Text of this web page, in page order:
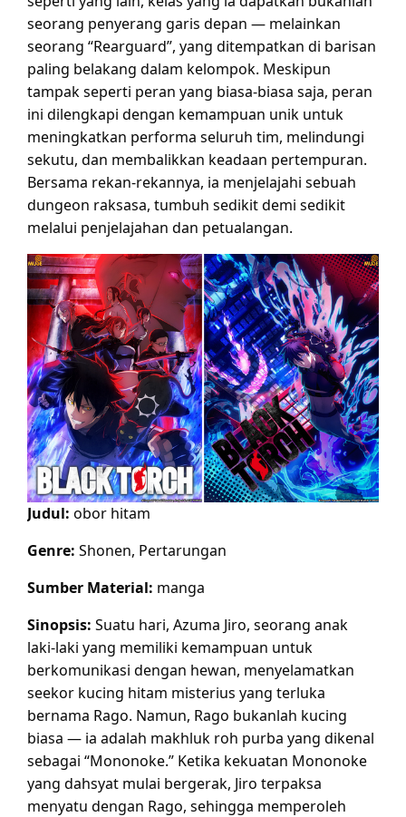
seorang penyerang garis depan — melainkan
seorang “Rearguard”, yang ditempatkan di barisan
paling belakang dalam kelompok. Meskipun
tampak seperti peran yang biasa-biasa saja, peran
ini dilengkapi dengan kemampuan unik untuk
meningkatkan performa seluruh tim, melindungi
sekutu, dan membalikkan keadaan pertempuran.
Bersama rekan-rekannya, ia menjelajahi sebuah
dungeon raksasa, tumbuh sedikit demi sedikit
melalui penjelajahan dan petualangan.
Judul: obor hitam
Genre: Shonen, Pertarungan
Sumber Material: manga
Sinopsis: Suatu hari, Azuma Jiro, seorang anak
laki-laki yang memiliki kemampuan untuk
berkomunikasi dengan hewan, menyelamatkan
seekor kucing hitam misterius yang terluka
bernama Rago. Namun, Rago bukanlah kucing
biasa — ia adalah makhluk roh purba yang dikenal
sebagai “Mononoke.” Ketika kekuatan Mononoke
yang dahsyat mulai bergerak, Jiro terpaksa
menyatu dengan Rago, sehingga memperoleh